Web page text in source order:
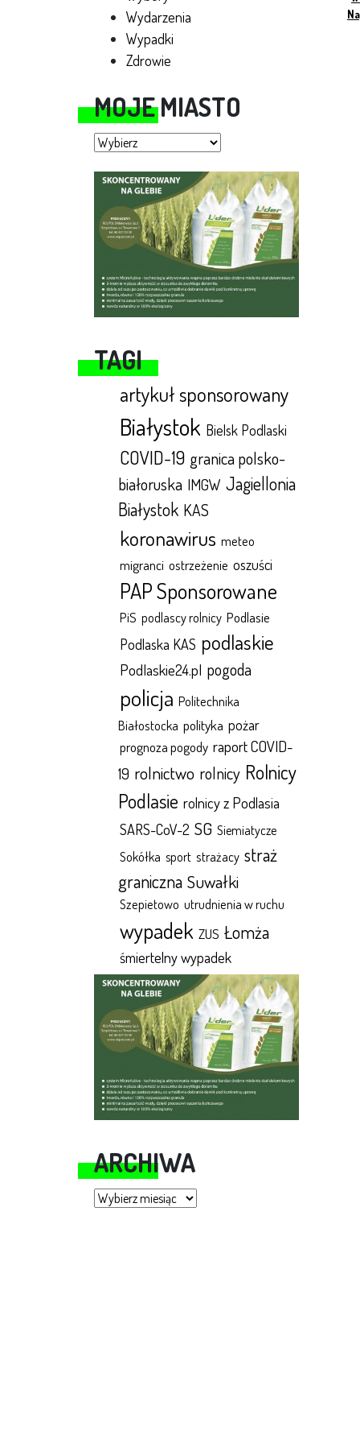
Wydarzenia
Wypadki
Zdrowie
MOJE MIASTO
Moje miasto
TAGI
artykuł sponsorowany
Białystok Bielsk Podlaski
COVID-19 granica polsko-
białoruska IMGW Jagiellonia
Białystok KAS
koronawirus meteo
migranci ostrzeżenie oszuści
PAP Sponsorowane
PiS podlascy rolnicy Podlasie
Podlaska KAS podlaskie
Podlaskie24.pl pogoda
policja Politechnika
Białostocka polityka pożar
prognoza pogody raport COVID-
19 rolnictwo rolnicy Rolnicy
Podlasie rolnicy z Podlasia
SARS-CoV-2 SG Siemiatycze
Sokółka sport strażacy straż
graniczna Suwałki
Szepietowo utrudnienia w ruchu
wypadek ZUS Łomża
śmiertelny wypadek
ARCHIWA
Archiwa